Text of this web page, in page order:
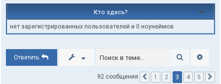
Кто здесь?
нет зарегистрированных пользователей и 0 ноунеймов
Ответить Поиск
92 сообщения Пред.
1 2 3 4 5